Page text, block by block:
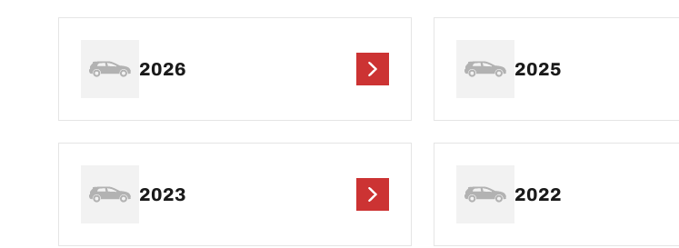
2026 2025
2023 2022